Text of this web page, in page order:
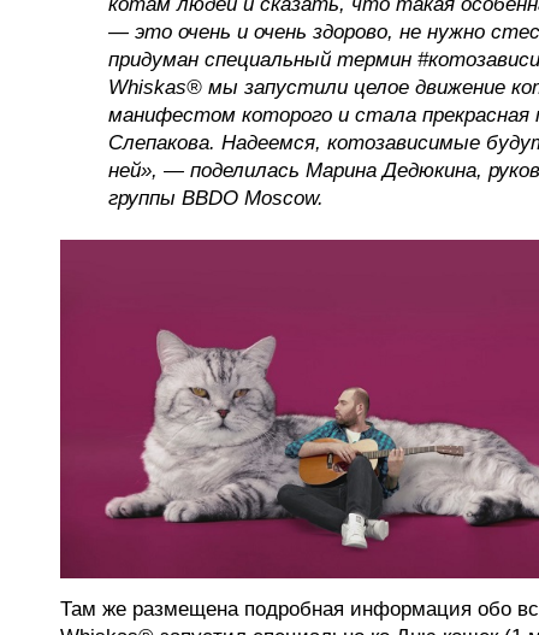
— это очень и очень здорово, не нужно
придуман специальный термин
Whiskas® мы запустили целое движение
манифестом которого и стала прекрасная
Слепакова. Надеемся, котозависимые
ней», — поделилась Марина Дедюкина,
группы BBDO Moscow.
Там же размещена подробная информация обо